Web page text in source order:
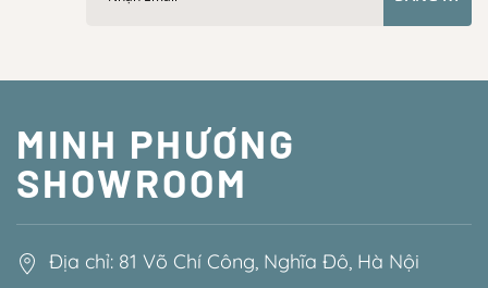
MINH PHƯƠNG
SHOWROOM
Địa chỉ: 81 Võ Chí Công, Nghĩa Đô, Hà Nội